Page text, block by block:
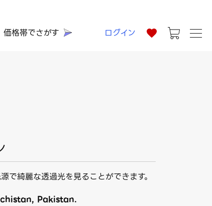
価格帯でさがす ログイン
で綺麗な透過光を見ることができます。
Pakistan.